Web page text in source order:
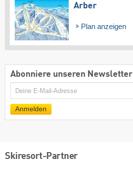
Arber
Plan anzeigen
Abonniere unseren Newsletter
E-
Anmelden
Skiresort-Partner